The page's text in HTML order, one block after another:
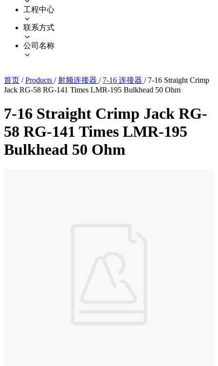
工程中心
联系方式
公司名称
首页 / Products / 射频连接器 / 7-16 连接器 / 7-16 Straight Crimp
Jack RG-58 RG-141 Times LMR-195 Bulkhead 50 Ohm
7-16 Straight Crimp Jack RG-
58 RG-141 Times LMR-195
Bulkhead 50 Ohm